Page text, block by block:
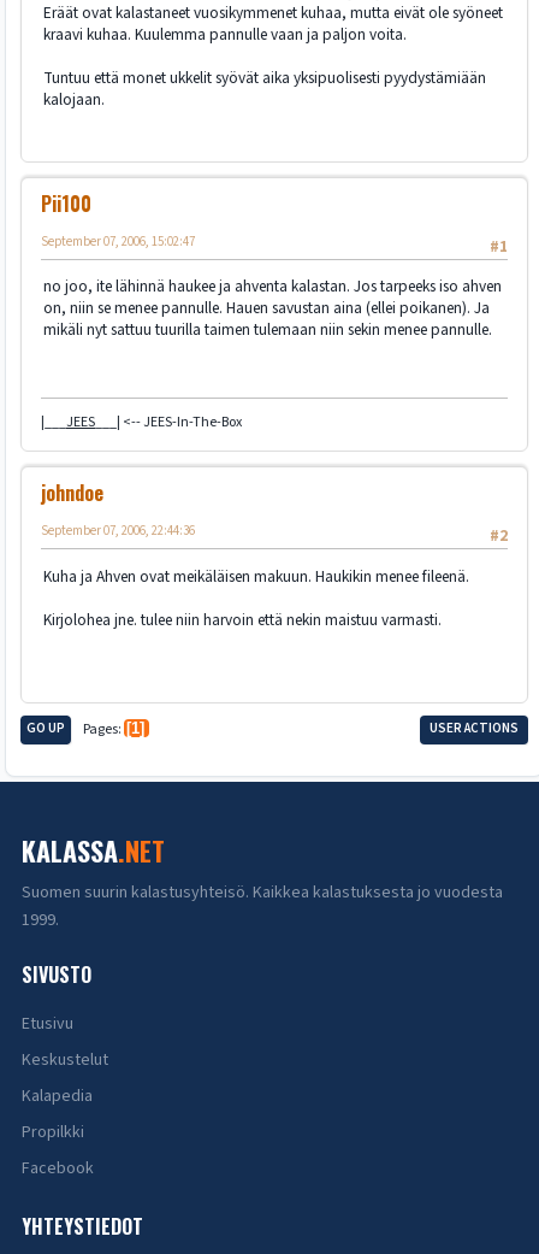
Eräät ovat kalastaneet vuosikymmenet kuhaa, mutta eivät ole syöneet
kraavi kuhaa. Kuulemma pannulle vaan ja paljon voita.
Tuntuu että monet ukkelit syövät aika yksipuolisesti pyydystämiään
kalojaan.
Pii100
#1
September 07, 2006, 15:02:47
no joo, ite lähinnä haukee ja ahventa kalastan. Jos tarpeeks iso ahven
on, niin se menee pannulle. Hauen savustan aina (ellei poikanen). Ja
mikäli nyt sattuu tuurilla taimen tulemaan niin sekin menee pannulle.
|___ JEES ___| <-- JEES-In-The-Box
johndoe
#2
September 07, 2006, 22:44:36
Kuha ja Ahven ovat meikäläisen makuun. Haukikin menee fileenä.
Kirjolohea jne. tulee niin harvoin että nekin maistuu varmasti.
GO UP Pages 1 USER ACTIONS
KALASSA.NET
Suomen suurin kalastusyhteisö. Kaikkea kalastuksesta jo vuodesta
1999.
SIVUSTO
Etusivu
Keskustelut
Kalapedia
Propilkki
Facebook
YHTEYSTIEDOT